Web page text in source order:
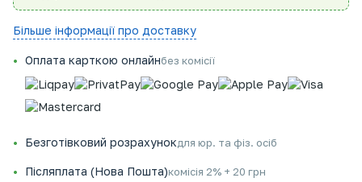
Більше інформації про доставку
Оплата карткою онлайнбез комісії
Безготівковий розрахунокдля юр. та фіз. осіб
Післяплата (Нова Пошта)комісія 2% + 20 грн